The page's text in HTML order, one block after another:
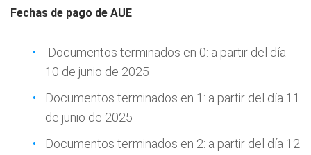
Fechas de pago de AUE
Documentos terminados en 0: a partir del día
10 de junio de 2025
Documentos terminados en 1: a partir del día 11
de junio de 2025
Documentos terminados en 2: a partir del día 12